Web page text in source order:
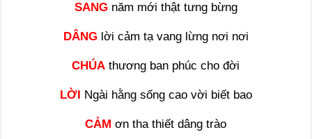
SANGnăm mới thật tưng bừng
DÂNGlời cảm tạ vang lừng nơi nơi
CHÚA thương ban phúc cho đời
LỜI Ngài hằng sống cao vời biết bao
CẢM ơn tha thiết dâng trào